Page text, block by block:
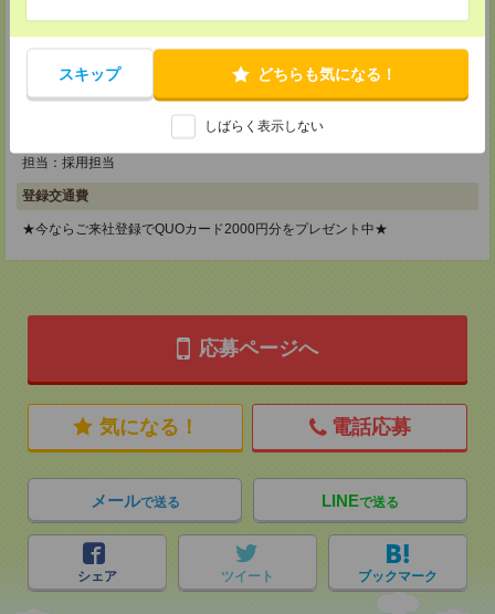
スキップ どちらも気になる！
しばらく表示しない
MAIL：tenshoku@nikken-ts.jp
担当：採用担当
メディカルケア事業部 横浜オフィス
神奈川県横浜市保土ケ谷区神戸町134 横浜ビジネスパークサウスタワー
担当：採用担当
登録交通費
★今ならご来社登録でQUOカード2000円分をプレゼント中★
応募ページへ
気になる！ 電話応募
メールで送る LINEで送る
シェア ツイート ブックマーク